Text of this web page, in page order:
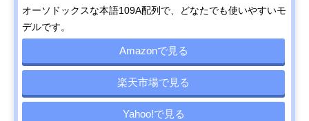
オーソドックスな本語109A配列で、どなたでも使いやすいモ
デルです。
Amazonで見る
楽天市場で見る
Yahoo!で見る